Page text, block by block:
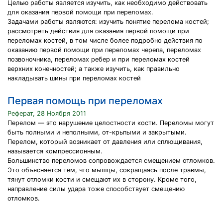
Целью работы является изучить, как необходимо действовать
для оказания первой помощи при переломах.
Задачами работы являются: изучить понятие перелома костей;
рассмотреть действия для оказания первой помощи при
переломах костей, в том числе более подробно действия по
оказанию первой помощи при переломах черепа, переломах
позвоночника, переломах ребер и при переломах костей
верхних конечностей; а также изучить, как правильно
накладывать шины при переломах костей
Первая помощь при переломах
Реферат, 28 Ноября 2011
Перелом — это нарушение целостности кости. Переломы могут
быть полными и неполными, от-крьпыми и закрытыми.
Перелом, который возникает от давления или сплющивания,
называется компрессионным.
Большинство переломов сопровождается смещением отломков.
Это объясняется тем, что мышцы, сокращаясь после травмы,
тянут отломки кости и смещают их в сторону. Кроме того,
направление силы удара тоже способствует смещению
отломков.